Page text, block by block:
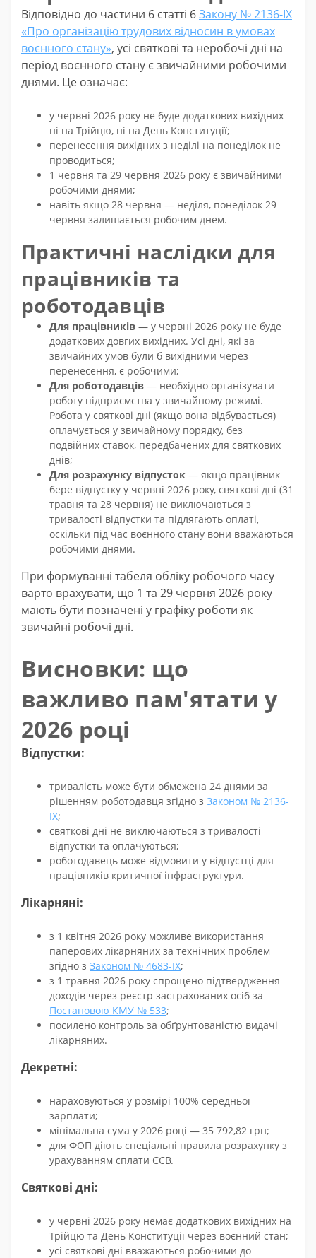
Відповідно до частини 6 статті 6Закону № 2136-IX
«Про організацію трудових відносин в умовах
воєнного стану», усі святкові та неробочі дні на
період воєнного стану є звичайними робочими
днями. Це означає:
у червні 2026 року не буде додаткових вихідних
ні на Трійцю, ні на День Конституції;
перенесення вихідних з неділі на понеділок не
проводиться;
1 червня та 29 червня 2026 року є звичайними
робочими днями;
навіть якщо 28 червня — неділя, понеділок 29
червня залишається робочим днем.
Практичні наслідки для
працівників та
роботодавців
Для працівників — у червні 2026 року не буде
додаткових довгих вихідних. Усі дні, які за
звичайних умов були б вихідними через
перенесення, є робочими;
Для роботодавців — необхідно організувати
роботу підприємства у звичайному режимі.
Робота у святкові дні (якщо вона відбувається)
оплачується у звичайному порядку, без
подвійних ставок, передбачених для святкових
днів;
Для розрахунку відпусток — якщо працівник
бере відпустку у червні 2026 року, святкові дні (31
травня та 28 червня) не виключаються з
тривалості відпустки та підлягають оплаті,
оскільки під час воєнного стану вони вважаються
робочими днями.
При формуванні табеля обліку робочого часу
варто врахувати, що 1 та 29 червня 2026 року
мають бути позначені у графіку роботи як
звичайні робочі дні.
Висновки: що
важливо пам'ятати у
2026 році
Відпустки:
тривалість може бути обмежена 24 днями за
рішенням роботодавця згідно з Законом № 2136-
IX;
святкові дні не виключаються з тривалості
відпустки та оплачуються;
роботодавець може відмовити у відпустці для
працівників критичної інфраструктури.
Лікарняні:
з 1 квітня 2026 року можливе використання
паперових лікарняних за технічних проблем
згідно з Законом № 4683-IX;
з 1 травня 2026 року спрощено підтвердження
доходів через реєстр застрахованих осіб за
Постановою КМУ № 533;
посилено контроль за обґрунтованістю видачі
лікарняних.
Декретні:
нараховуються у розмірі 100% середньої
зарплати;
мінімальна сума у 2026 році — 35 792,82 грн;
для ФОП діють спеціальні правила розрахунку з
урахуванням сплати ЄСВ.
Святкові дні:
у червні 2026 року немає додаткових вихідних на
Трійцю та День Конституції через воєнний стан;
усі святкові дні вважаються робочими до